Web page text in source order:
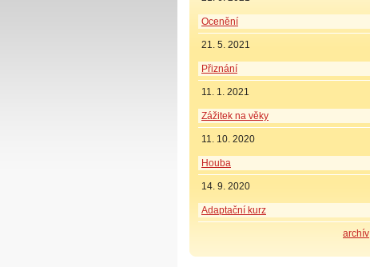
Ocenění
21. 5. 2021
Přiznání
11. 1. 2021
Zážitek na věky
11. 10. 2020
Houba
14. 9. 2020
Adaptační kurz
archív